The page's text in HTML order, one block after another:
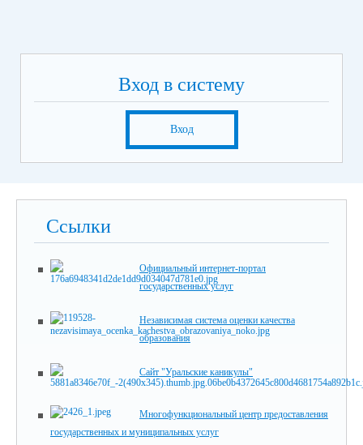
Вход в систему
Вход
Ссылки
Официальный интернет-портал
государственных услуг
Независимая система оценки качества
образования
Сайт "Уральские каникулы"
Многофункциональный центр предоставления
государственных и муниципальных услуг